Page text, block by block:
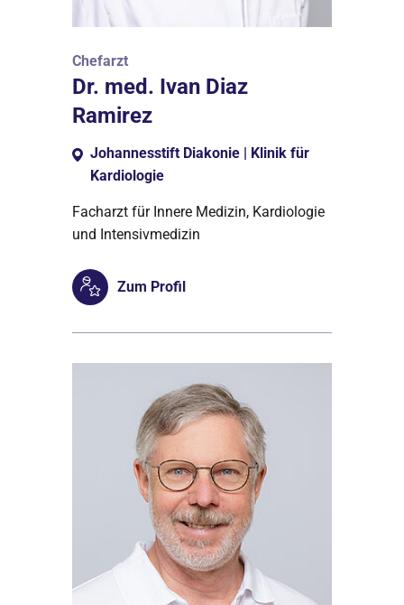
Chefarzt
Dr. med. Ivan Diaz
Ramirez
Johannesstift Diakonie | Klinik für
Kardiologie
Facharzt für Innere Medizin, Kardiologie
und Intensivmedizin
Zum Profil